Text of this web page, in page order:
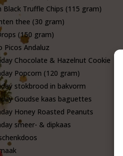
Black Truffle Chips (115 gram)
thee (30 gram)
(150 gram)
Picos Andaluz
Chocolate & Hazelnut Cookie
Popcorn (120 gram)
stokbrood in bakvorm
Goudse kaas baguettes
Honey Roasted Peanuts
smeer- & dipkaas